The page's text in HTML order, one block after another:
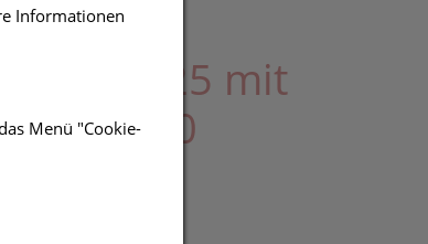
Kids
25 mit
50
Informationen
Menü "Cookie-